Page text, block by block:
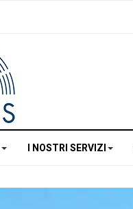
I NOSTRI SERVIZI